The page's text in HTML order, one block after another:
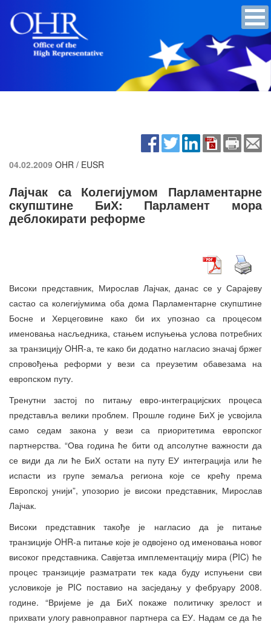
04.02.2009 OHR / EUSR
Лајчак са Колегијумом Парламентарне
скупштине БиХ: Парламент мора
деблокирати реформе
Високи представник, Мирослав Лајчак, данас се у Сарајеву
састао са колегијумима оба дома Парламентарне скупштине
Босне и Херцеговине како би их упознао са процесом
именовања насљедника, стањем испуњења услова потребних
за транзицију OHR-а, те како би додатно нагласио значај бржег
спровођења реформи у вези са преузетим обавезама на
европском путу.
Тренутни застој по питању евро-интеграцијских процеса
представља велики проблем. Прошле године БиХ је усвојила
само седам закона у вези са приоритетима европског
партнерства. “Ова година ће бити од апсолутне важности да
се види да ли ће БиХ остати на путу ЕУ интеграција или ће
испасти из групе земаља региона које се крећу према
Европској унији”, упозорио је високи представник, Мирослав
Лајчак.
Високи представник такође је нагласио да је питање
транзиције OHR-а питање које је одвојено од именовања новог
високог представника. Савјетза имплементацију мира (PIC) ће
процес транзиције разматрати тек када буду испуњени сви
условикоје је PIC поставио на засједању у фебруару 2008.
године. “Вријеме је да БиХ покаже политичку зрелост и
прихвати улогу равноправног партнера са ЕУ. Надам се да ће